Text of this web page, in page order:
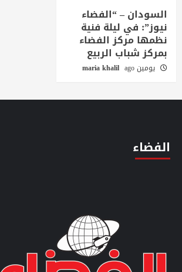
السودان – “الفضاء
نيوز”: في ليلة فنية
نظمها مركز الفضاء
بمركز شباب الربيع
يومين ago maria khalil
الفضاء